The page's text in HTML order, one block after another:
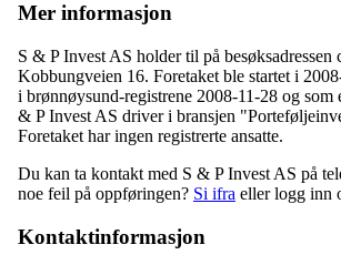
Mer informasjon
S & P Invest AS holder til på besøksadressen
Kobbungveien 16. Foretaket ble startet i
i brønnøysund-registrene 2008-11-28 og som
& P Invest AS driver i bransjen
Foretaket har ingen registrerte ansatte.
Du kan ta kontakt med S & P Invest AS på
noe feil på oppføringen? Si ifra eller logg inn
Kontaktinformasjon